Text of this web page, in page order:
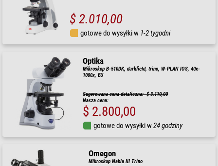
$ 2.010,00
gotowe do wysyłki w 1-2 tygodni
Optika
Mikroskop B-510DK, darkfield, trino, W-PLAN IOS, 40x-
1000x, EU
Sugerowana cena detaliczna: $ 3.110,00
Nasza cena:
$ 2.800,00
gotowe do wysyłki w24 godziny
Omegon
Mikroskop Nabla III Trino